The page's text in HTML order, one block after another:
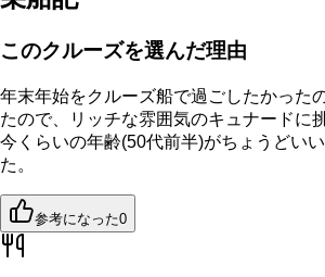
このクルーズを選んだ理由
年末年始をクルーズ船で過ごしたかった
たので、リッチな雰囲気のキュナードに
今くらいの年齢(50代前半)がちょうどい
た。
参考になった0